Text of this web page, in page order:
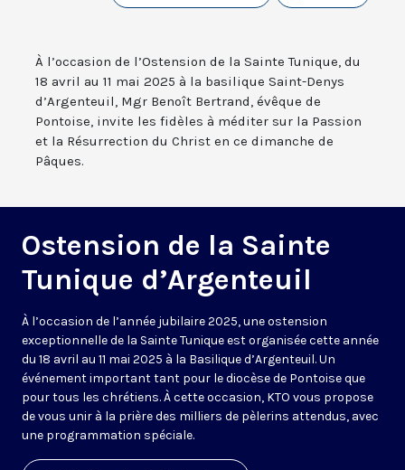
À l’occasion de l’Ostension de la Sainte Tunique, du
18 avril au 11 mai 2025 à la basilique Saint-Denys
d’Argenteuil, Mgr Benoît Bertrand, évêque de
Pontoise, invite les fidèles à méditer sur la Passion
et la Résurrection du Christ en ce dimanche de
Pâques.
Ostension de la Sainte
Tunique d’Argenteuil
À l’occasion de l’année jubilaire 2025, une ostension
exceptionnelle de la Sainte Tunique est organisée cette année
du 18 avril au 11 mai 2025 à la Basilique d’Argenteuil. Un
événement important tant pour le diocèse de Pontoise que
pour tous les chrétiens. À cette occasion, KTO vous propose
de vous unir à la prière des milliers de pèlerins attendus, avec
une programmation spéciale.